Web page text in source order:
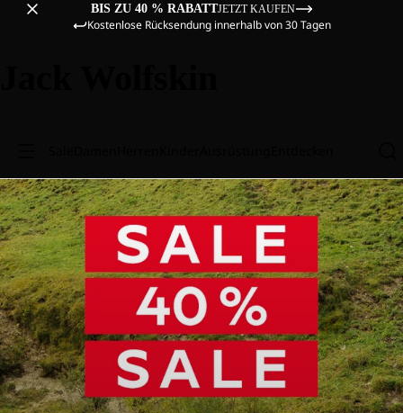
BIS ZU 40 % RABATTJETZT KAUFEN
Kostenlose Rücksendung innerhalb von 30 Tagen